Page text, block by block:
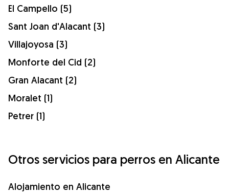
El Campello (5)
Sant Joan d'Alacant (3)
Villajoyosa (3)
Monforte del Cid (2)
Gran Alacant (2)
Moralet (1)
Petrer (1)
Otros servicios para perros en Alicante
Alojamiento en Alicante